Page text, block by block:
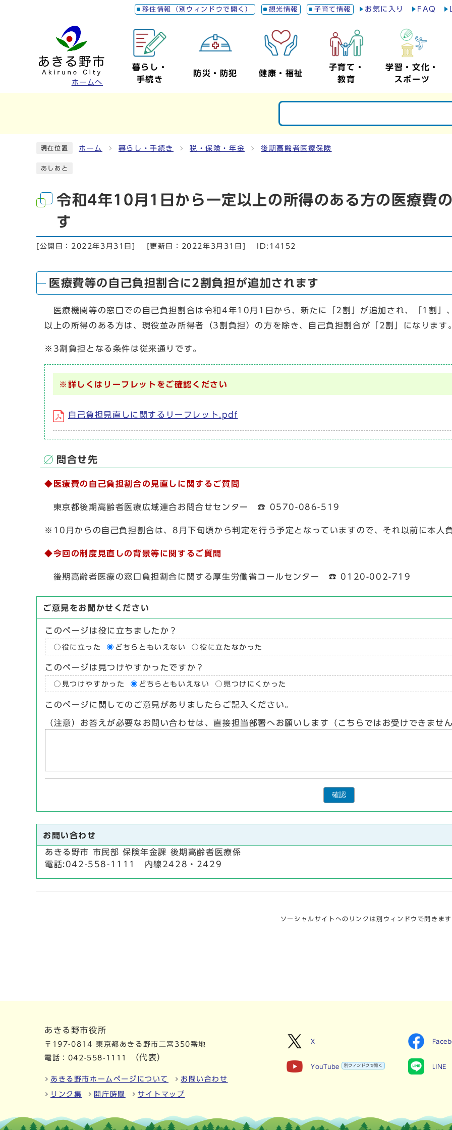
移住情報（別ウィンドウで開く） 観光情報 子育て情報 お気に入り FAQ
ホームへ
暮らし・
手続き
防災・防犯 健康・福祉
子育て・
教育
学習・文化・
スポーツ
現在位置 ホーム 暮らし・手続き 税・保険・年金 後期高齢者医療保険
あしあと
令和4年10月1日から一定以上の所得のある方の医療費
す
[公開日： 2022年3月31日 ] [更新日： 2022年3月31日 ] ID:14152
医療費等の自己負担割合に2割負担が追加されます
医療機関等の窓口での自己負担割合は令和4年10月1日から、新たに「2割」が追加され、「1割」
以上の所得のある方は、現役並み所得者（3割負担）の方を除き、自己負担割合が「2割」になります
※3割負担となる条件は従来通りです。
※詳しくはリーフレットをご確認ください
自己負担見直しに関するリーフレット.pdf
問合せ先
◆医療費の自己負担割合の見直しに関するご質問
東京都後期高齢者医療広域連合お問合せセンター ☎ 0570-086-519
※10月からの自己負担割合は、8月下旬頃から判定を行う予定となっていますので、それ以前に本人
◆今回の制度見直しの背景等に関するご質問
後期高齢者医療の窓口負担割合に関する厚生労働省コールセンター ☎ 0120-002-719
ご意見をお聞かせください
このページは役に立ちましたか？
役に立った どちらともいえない 役に立たなかった
このページは見つけやすかったですか？
見つけやすかった どちらともいえない 見つけにくかった
このページに関してのご意見がありましたらご記入ください。
（注意）お答えが必要なお問い合わせは、直接担当部署へお願いします（こちらではお受けできませ
確認
お問い合わせ
あきる野市 市民部 保険年金課 後期高齢者医療係
電話:042-558-1111 内線2428・2429
ソーシャルサイトへのリンクは別ウィンドウで開きます
あきる野市役所
〒197-0814 東京都あきる野市二宮350番地
電話： 042-558-1111 （代表）
あきる野市ホームページについて お問い合わせ
リンク集 開庁時間 サイトマップ
X
YouTube 別ウィンドウで開く LINE